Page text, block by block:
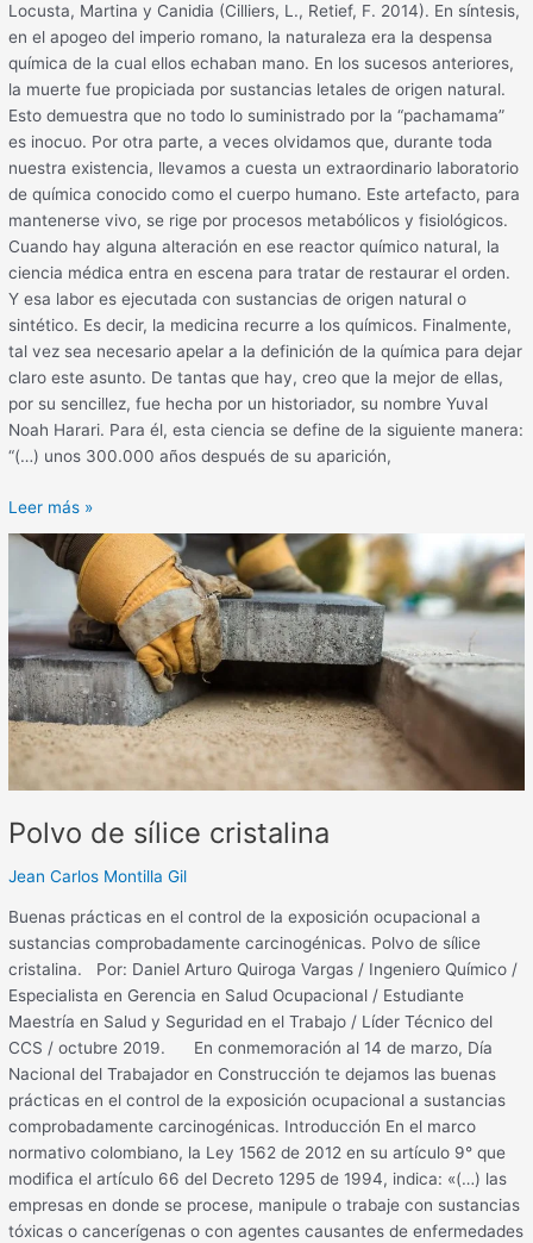
Locusta, Martina y Canidia (Cilliers, L., Retief, F. 2014). En síntesis,
en el apogeo del imperio romano, la naturaleza era la despensa
química de la cual ellos echaban mano. En los sucesos anteriores,
la muerte fue propiciada por sustancias letales de origen natural.
Esto demuestra que no todo lo suministrado por la “pachamama”
es inocuo. Por otra parte, a veces olvidamos que, durante toda
nuestra existencia, llevamos a cuesta un extraordinario laboratorio
de química conocido como el cuerpo humano. Este artefacto, para
mantenerse vivo, se rige por procesos metabólicos y fisiológicos.
Cuando hay alguna alteración en ese reactor químico natural, la
ciencia médica entra en escena para tratar de restaurar el orden.
Y esa labor es ejecutada con sustancias de origen natural o
sintético. Es decir, la medicina recurre a los químicos. Finalmente,
tal vez sea necesario apelar a la definición de la química para dejar
claro este asunto. De tantas que hay, creo que la mejor de ellas,
por su sencillez, fue hecha por un historiador, su nombre Yuval
Noah Harari. Para él, esta ciencia se define de la siguiente manera:
“(…) unos 300.000 años después de su aparición,
Leer más »
Polvo de sílice cristalina
Jean Carlos Montilla Gil
Buenas prácticas en el control de la exposición ocupacional a
sustancias comprobadamente carcinogénicas. Polvo de sílice
cristalina. Por: Daniel Arturo Quiroga Vargas / Ingeniero Químico /
Especialista en Gerencia en Salud Ocupacional / Estudiante
Maestría en Salud y Seguridad en el Trabajo / Líder Técnico del
CCS / octubre 2019. En conmemoración al 14 de marzo, Día
Nacional del Trabajador en Construcción te dejamos las buenas
prácticas en el control de la exposición ocupacional a sustancias
comprobadamente carcinogénicas. Introducción En el marco
normativo colombiano, la Ley 1562 de 2012 en su artículo 9° que
modifica el artículo 66 del Decreto 1295 de 1994, indica: «(…) las
empresas en donde se procese, manipule o trabaje con sustancias
tóxicas o cancerígenas o con agentes causantes de enfermedades
Polvo
cristalina